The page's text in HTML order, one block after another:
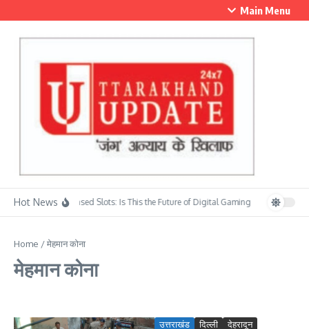
Main Menu
Hot NewsSkill-Based Slots: Is This the Future of Digital Gaming? सावन के
Home /मेहमान कोना
मेहमान कोना
उत्तराखंड दिल्ली
देहरादून